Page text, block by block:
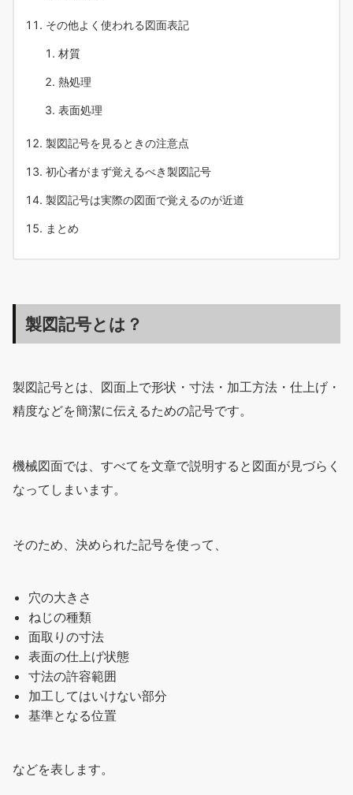
その他よく使われる図面表記
材質
熱処理
表面処理
製図記号を見るときの注意点
初心者がまず覚えるべき製図記号
製図記号は実際の図面で覚えるのが近道
まとめ
製図記号とは？
製図記号とは、図面上で形状・寸法・加工方法・仕上げ・
精度などを簡潔に伝えるための記号です。
機械図面では、すべてを文章で説明すると図面が見づらく
なってしまいます。
そのため、決められた記号を使って、
穴の大きさ
ねじの種類
面取りの寸法
表面の仕上げ状態
寸法の許容範囲
加工してはいけない部分
基準となる位置
などを表します。